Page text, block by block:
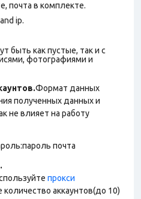
почта в комплекте.
ip.
быть как пустые, так и с
фотографиями и
Формат данных
полученных данных и
не влияет на работу
почта
прокси
аккаунтов(до 10)